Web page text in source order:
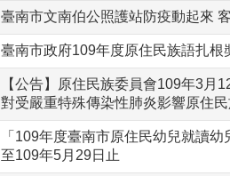
臺南市文南伯公照護站防疫動起來
臺南市政府109年度原住民族語扎
【公告】原住民族委員會109年3月
對受嚴重特殊傳染性肺炎影響原住民
「109年度臺南市原住民幼兒就讀
至109年5月29日止